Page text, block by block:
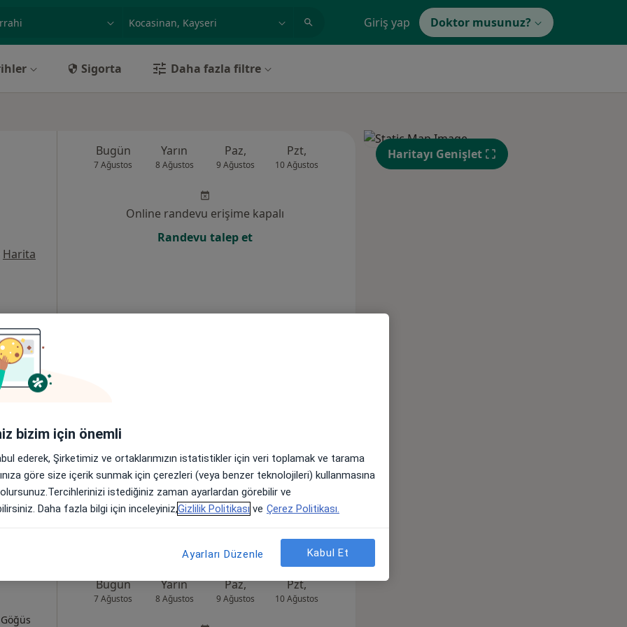
Giriş yap Doktor musunuz?
Sigorta Daha fazla filtre
Harita
Bugün
7 Ağustos
Yarın
8 Ağustos
Paz,
9 Ağustos
Pzt,
10 Ağustos 11 Ağustos
Çar,
12 Ağustos
Per,
13 Ağustos
Online randevu erişime kapalı
Randevu talep et
Harita
Randevu talep et
Bugün
7 Ağustos
Yarın
8 Ağustos
Paz,
9 Ağustos
Pzt,
10 Ağustos
Sal,
Haritayı Genişlet
bizim için önemli
ederek, Şirketimiz ve ortaklarımızın istatistikler için veri toplamak ve tarama
göre size içerik sunmak için çerezleri (veya benzer teknolojileri) kullanmasına
istediğiniz zaman ayarlardan görebilir ve
Daha fazla bilgi için inceleyiniz,Gizlilik Politikası ve Çerez Politikası.
Ayarları Düzenle Kabul Et